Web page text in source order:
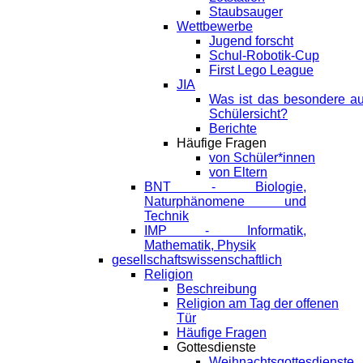
Staubsauger
Wettbewerbe
Jugend forscht
Schul-Robotik-Cup
First Lego League
JIA
Was ist das besondere
Schülersicht?
Berichte
Häufige Fragen
von Schüler*innen
von Eltern
BNT - Biologie,
Naturphänomene und
Technik
IMP - Informatik,
Mathematik, Physik
gesellschaftswissenschaftlich
Religion
Beschreibung
Religion am Tag der offenen
Tür
Häufige Fragen
Gottesdienste